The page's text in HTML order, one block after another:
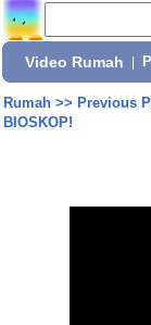
Video Rumah
Rumah>> Previous
BIOSKOP!